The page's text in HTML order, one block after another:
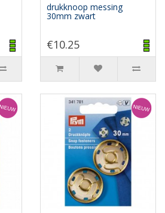
drukknoop messing
30mm zwart
€10.25